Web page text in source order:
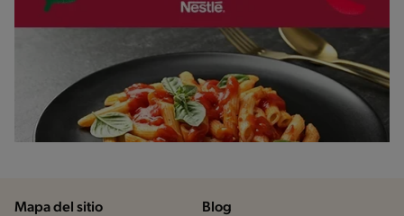
Mapa del sitio Blog